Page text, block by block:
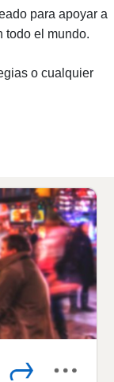
para apoyar a
todo el mundo.
o cualquier